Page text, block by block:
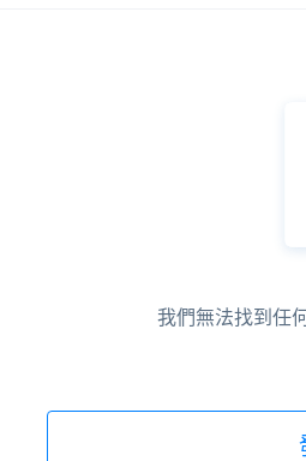
我們無法找到任